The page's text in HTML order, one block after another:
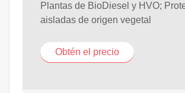
Plantas de BioDiesel y HVO;
aisladas de origen vegetal
Obtén el precio